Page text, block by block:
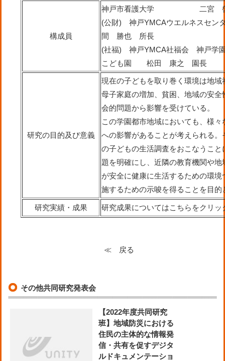
構成員
神戸市看護大学 二宮 啓
(公財) 神戸YMCAウエルネスセン
間 勝也 所長
(社福) 神戸YMCA社福会 神戸学
こども園 松田 康之 園長
研究の目的及び意義
現在の子どもを取り巻く環境は地
母子家庭の増加、貧困、地域の安
会的問題から影響を受けている。
この学園都市地域においても、様
への影響があることが考えられる
の子どもの生活調査をおこなうこ
題を明確にし、近隣の教育機関や
が安全に健康に生活するための環
施するための示唆を得ることを目的
研究実績・成果 研究成果についてはこちらをクリ
≪ 戻る
その他共同研究発表会
【2022年度共同研究
班】地域防災における
住民の主体的な情報発
信・共有を促すデジタ
ルドキュメンテーショ